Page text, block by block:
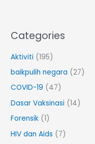
Categories
Aktiviti (195)
baikpulih negara (27)
COVID-19 (47)
Dasar Vaksinasi (14)
Forensik (1)
HIV dan Aids (7)